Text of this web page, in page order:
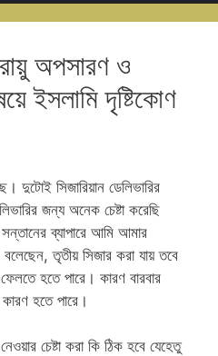
অপসারণ ও
ইসলামি দৃষ্টিকোণ
দুটোই সিজারিয়ান ডেলিভারির
জন্য অনেক চেষ্টা করেছি
ব্যাপারে আমি আমার
বলেছেন, তৃতীয় সিজার করা যায় তবে
হতে পারে। কারণ বারবার
হতে পারে।
চেষ্টা করা কি ঠিক হবে যেহেতু